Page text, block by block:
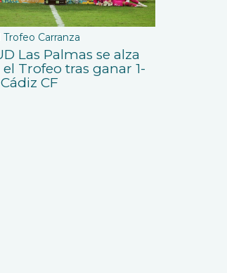
Trofeo Carranza
Las Palmas se alza
Trofeo tras ganar 1-
CF